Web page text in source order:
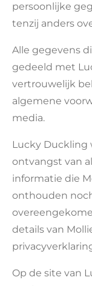
persoonlijke
tenzij anders
Alle gegevens
gedeeld met
vertrouwelijk
algemene
media.
Lucky Duckling
ontvangst van
informatie die
onthouden
details van
Op de site van